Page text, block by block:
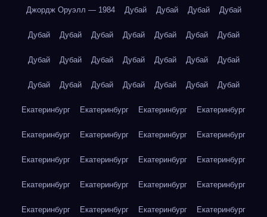
Джордж Оруэлл — 1984 Дубай Дубай Дубай Дубай
Дубай Дубай Дубай Дубай Дубай Дубай Дубай
Дубай Дубай Дубай Дубай Дубай Дубай Дубай
Дубай Дубай Дубай Дубай Дубай Дубай Дубай
Екатеринбург Екатеринбург Екатеринбург Екатеринбург
Екатеринбург Екатеринбург Екатеринбург Екатеринбург
Екатеринбург Екатеринбург Екатеринбург Екатеринбург
Екатеринбург Екатеринбург Екатеринбург Екатеринбург
Екатеринбург Екатеринбург Екатеринбург Екатеринбург